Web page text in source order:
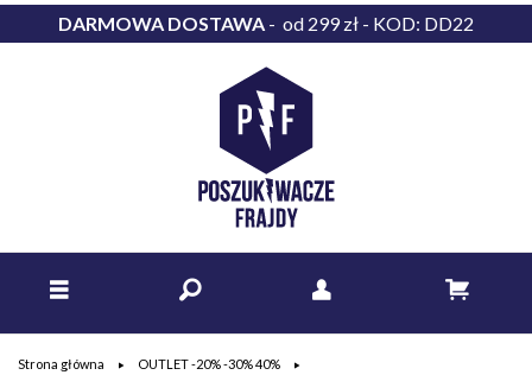
DARMOWA DOSTAWA - od 299 zł - KOD: DD22
Strona główna
OUTLET -20% -30% 40%